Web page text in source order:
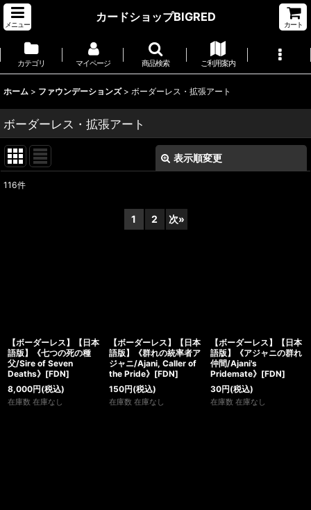
メニュー
カードショップBIGRED
カート
カテゴリ マイページ 商品検索 ご利用案内
ホーム > ファウンデーションズ > ボーダーレス・拡張アート
ボーダーレス・拡張アート
表示順変更
116件
1 2 次»
【ボーダーレス】【日本
語版】《七つの死の種
父/Sire of Seven
Deaths》[FDN]
8,000円(税込)
在庫数 在庫なし
【ボーダーレス】【日本
語版】《群れの統率者ア
ジャニ/Ajani, Caller of
the Pride》[FDN]
150円(税込)
在庫数 在庫なし
【ボーダーレス】【日本
語版】《アジャニの群れ
仲間/Ajani's
Pridemate》[FDN]
30円(税込)
在庫数 在庫なし